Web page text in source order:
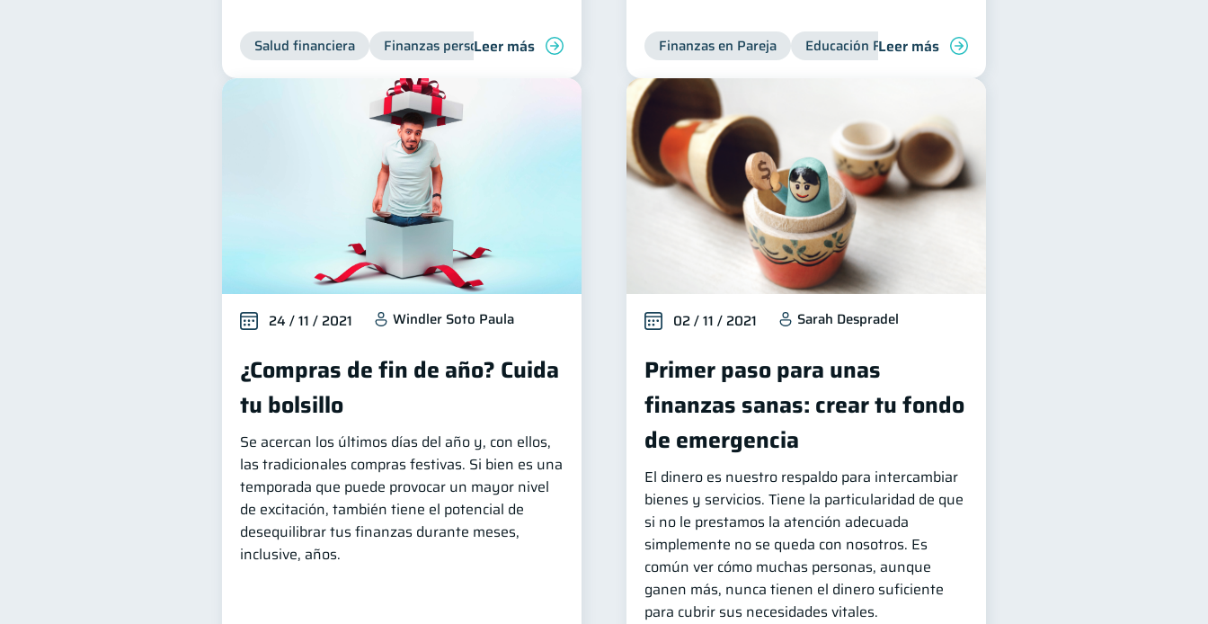
Salud financiera Finanzas personales Deudas
Leer más Finanzas en Pareja Educación Financiera Deudas
Leer más
24 / 11 / 2021 Windler Soto Paula
¿Compras de fin de año? Cuida
tu bolsillo
Se acercan los últimos días del año y, con ellos,
las tradicionales compras festivas. Si bien es una
temporada que puede provocar un mayor nivel
de excitación, también tiene el potencial de
desequilibrar tus finanzas durante meses,
inclusive, años.
02 / 11 / 2021 Sarah Despradel
Primer paso para unas
finanzas sanas: crear tu fondo
de emergencia
El dinero es nuestro respaldo para intercambiar
bienes y servicios. Tiene la particularidad de que
si no le prestamos la atención adecuada
simplemente no se queda con nosotros. Es
común ver cómo muchas personas, aunque
ganen más, nunca tienen el dinero suficiente
para cubrir sus necesidades vitales.